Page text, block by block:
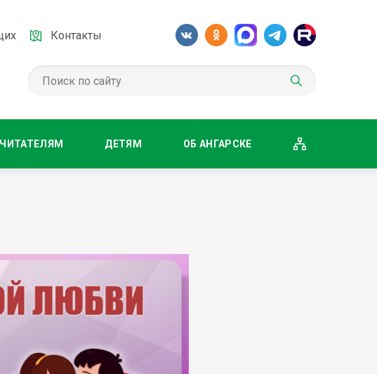
Контакты
ЧИТАТЕЛЯМ ДЕТЯМ ОБ АНГАРСКЕ